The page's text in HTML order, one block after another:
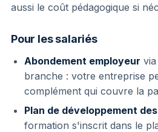
aussi le coût pédagogique si
Pour les salariés
Abondement employeur
branche : votre entreprise
complément qui couvre la
Plan de développement
formation s'inscrit dans le